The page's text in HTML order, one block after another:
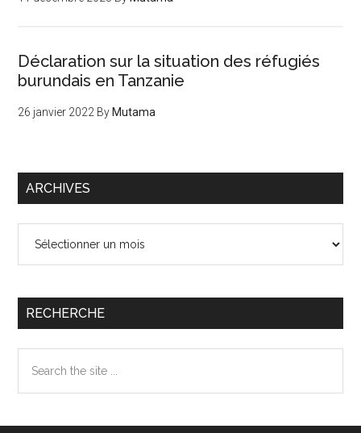
Déclaration sur la situation des réfugiés
burundais en Tanzanie
26 janvier 2022 By Mutama
ARCHIVES
RECHERCHE
the